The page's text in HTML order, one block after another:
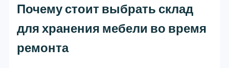
Почему стоит выбрать склад
для хранения мебели во время
ремонта